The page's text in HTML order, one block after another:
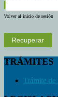
Volver al inicio de sesión
Recuperar
TRÁMITES
Trámite de